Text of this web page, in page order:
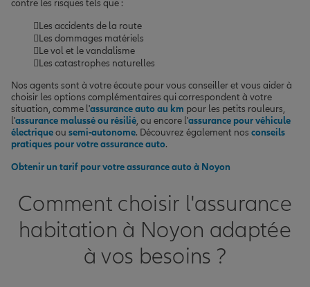
contre les risques tels que :
Les accidents de la route
Les dommages matériels
Le vol et le vandalisme
Les catastrophes naturelles
Nos agents sont à votre écoute pour vous conseiller et vous aider à
choisir les options complémentaires qui correspondent à votre
situation, comme l'assurance auto au km pour les petits rouleurs,
l'assurance malussé ou résilié, ou encore l'assurance pour véhicule
électriqueou semi-autonome. Découvrez également nos conseils
pratiques pour votre assurance auto.
Obtenir un tarif pour votre assurance auto à Noyon
Comment choisir l'assurance
habitation à Noyon adaptée
à vos besoins ?